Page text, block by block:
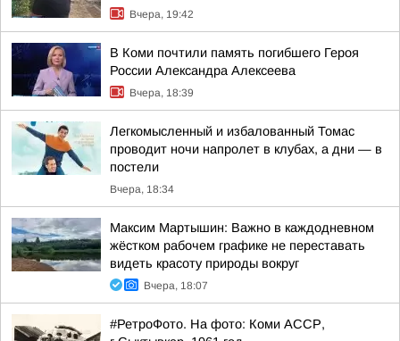
Вчера, 19:42
В Коми почтили память погибшего Героя
России Александра Алексеева
Вчера, 18:39
Легкомысленный и избалованный Томас
проводит ночи напролет в клубах, а дни — в
постели
Вчера, 18:34
Максим Мартышин: Важно в каждодневном
жёстком рабочем графике не переставать
видеть красоту природы вокруг
Вчера, 18:07
#РетроФото. На фото: Коми АССР,